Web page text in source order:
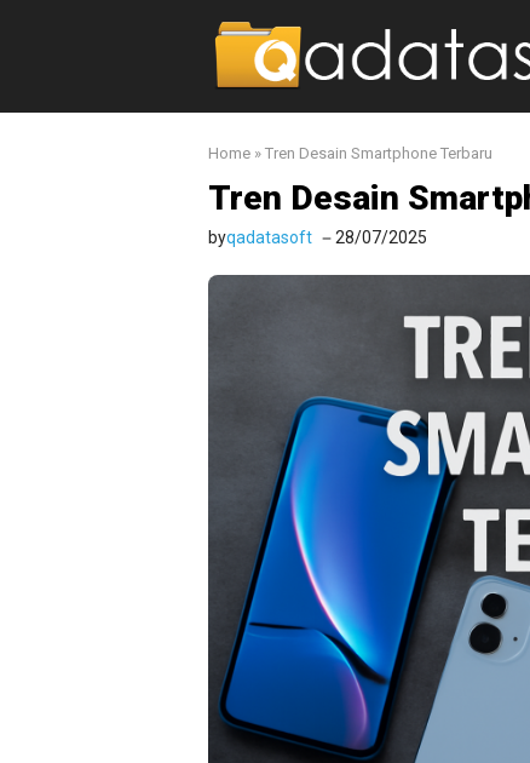
Home » Tren Desain Smartphone Terbaru
Tren Desain
byqadatasoft 28/07/2025